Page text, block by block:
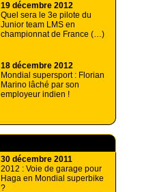
19 décembre 2012
Quel sera le 3e pilote du
Junior team LMS en
championnat de France (…)
18 décembre 2012
Mondial supersport : Florian
Marino lâché par son
employeur indien !
30 décembre 2011
2012 : Voie de garage pour
Haga en Mondial superbike
?